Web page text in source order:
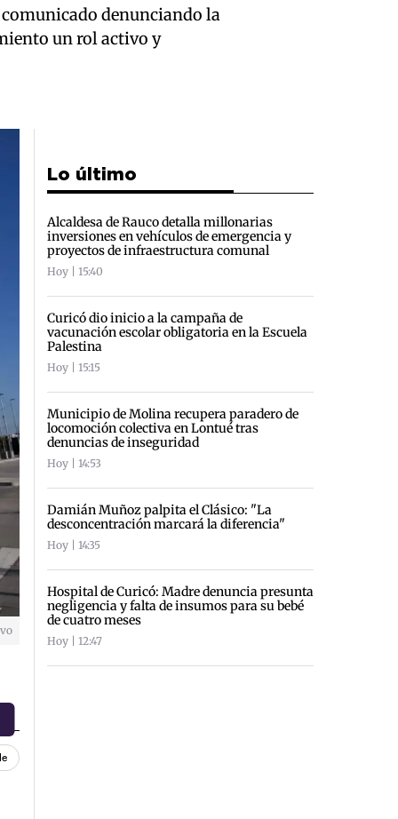
denunciando la
un rol activo y
Lo último
Alcaldesa de Rauco detalla millonarias
inversiones en vehículos de emergencia y
proyectos de infraestructura comunal
Hoy | 15:40
Curicó dio inicio a la campaña de
vacunación escolar obligatoria en la Escuela
Palestina
Hoy | 15:15
Municipio de Molina recupera paradero de
locomoción colectiva en Lontué tras
denuncias de inseguridad
Hoy | 14:53
Damián Muñoz palpita el Clásico: "La
desconcentración marcará la diferencia"
Hoy | 14:35
Hospital de Curicó: Madre denuncia presunta
negligencia y falta de insumos para su bebé
de cuatro meses
Hoy | 12:47